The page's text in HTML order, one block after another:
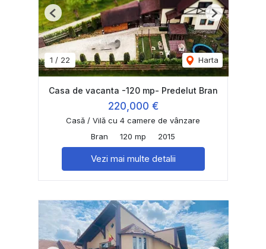
1 / 22 Harta
Previous Next
Casa de vacanta -120 mp- Predelut Bran
220,000 €
Casă / Vilă cu 4 camere de vânzare
Bran
120 mp 2015
Vezi mai multe detalii